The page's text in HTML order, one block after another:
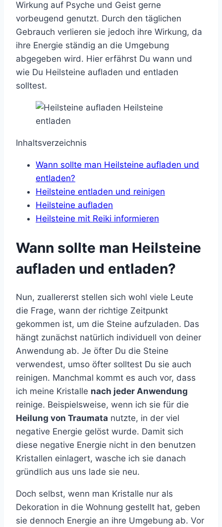
Wirkung auf Psyche und Geist gerne
vorbeugend genutzt. Durch den täglichen
Gebrauch verlieren sie jedoch ihre Wirkung, da
ihre Energie ständig an die Umgebung
abgegeben wird. Hier erfährst Du wann und
wie Du Heilsteine aufladen und entladen
solltest.
Inhaltsverzeichnis
Wann sollte man Heilsteine aufladen und
entladen?
Heilsteine entladen und reinigen
Heilsteine aufladen
Heilsteine mit Reiki informieren
Wann sollte man Heilsteine
aufladen und entladen?
Nun, zuallererst stellen sich wohl viele Leute
die Frage, wann der richtige Zeitpunkt
gekommen ist, um die Steine aufzuladen. Das
hängt zunächst natürlich individuell von deiner
Anwendung ab. Je öfter Du die Steine
verwendest, umso öfter solltest Du sie auch
reinigen. Manchmal kommt es auch vor, dass
ich meine Kristalle nach jeder Anwendung
reinige. Beispielsweise, wenn ich sie für die
Heilung von Traumata nutzte, in der viel
negative Energie gelöst wurde. Damit sich
diese negative Energie nicht in den benutzen
Kristallen einlagert, wasche ich sie danach
gründlich aus uns lade sie neu.
Doch selbst, wenn man Kristalle nur als
Dekoration in die Wohnung gestellt hat, geben
sie dennoch Energie an ihre Umgebung ab. Vor